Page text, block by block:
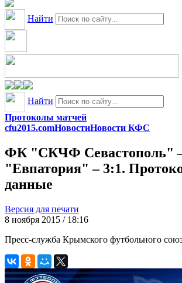
Найти
Найти
Протоколы матчей
cfu2015.comНовостиНовости КФС
ФК "СКЧФ Севастополь"
"Евпатория" – 3:1.
данные
Версия для печати
8 ноября 2015 / 18:16
Пресс-служба Крымского футбольного